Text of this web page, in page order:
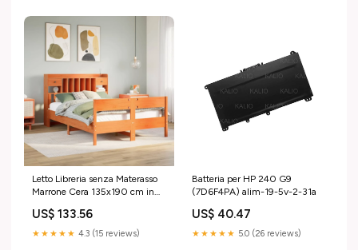
Letto Libreria senza Materasso
Marrone Cera 135x190 cm in
US$ 133.56
★★★★★ 4.3 (15 reviews)
Batteria per HP 240 G9
(7D6F4PA) alim-19-5v-2-31a
US$ 40.47
★★★★★ 5.0 (26 reviews)